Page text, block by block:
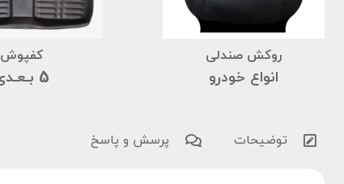
روکش صندلی
انواع خودرو
کفپوش
5 بـعـدی
توضیحات پرسش و پاسخ